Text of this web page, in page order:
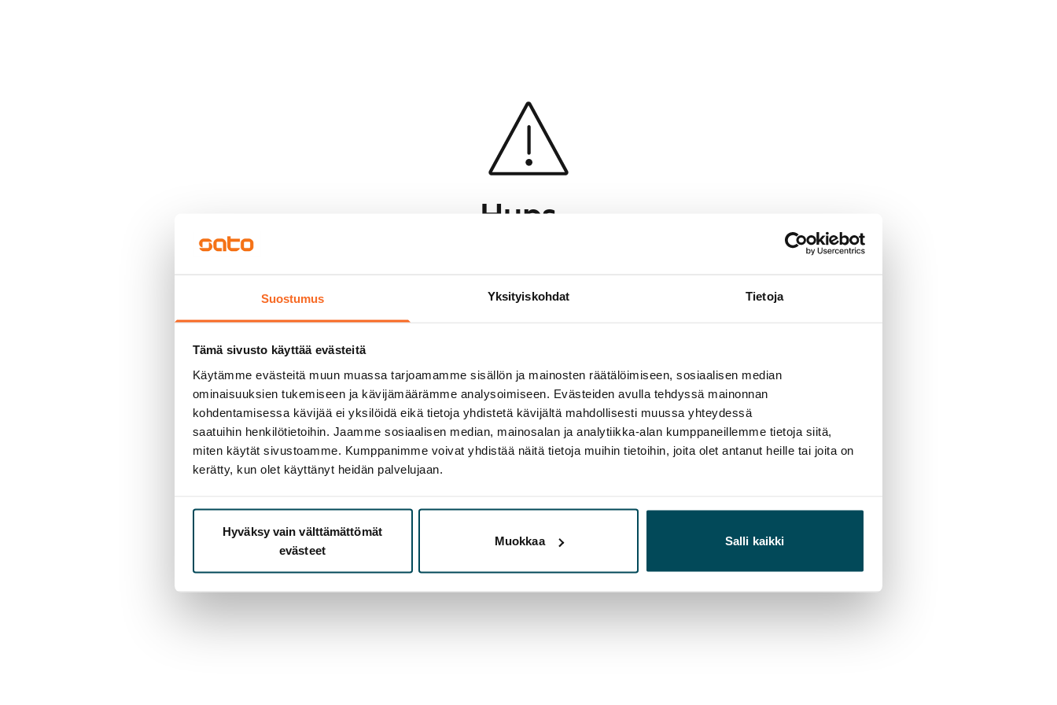
Suostumus Yksityiskohdat Tietoja
Tämä sivusto käyttää evästeitä
Käytämme evästeitä muun muassa tarjoamamme sisällön ja mainosten räätälöimiseen, sosiaalisen median
ominaisuuksien tukemiseen ja kävijämäärämme analysoimiseen. Evästeiden avulla tehdyssä mainonnan
kohdentamisessa kävijää ei yksilöidä eikä tietoja yhdistetä kävijältä mahdollisesti muussa yhteydessä
saatuihin henkilötietoihin. Jaamme sosiaalisen median, mainosalan ja analytiikka-alan kumppaneillemme tietoja siitä,
miten käytät sivustoamme. Kumppanimme voivat yhdistää näitä tietoja muihin tietoihin, joita olet antanut heille tai joita on
kerätty, kun olet käyttänyt heidän palvelujaan.
Hyväksy vain välttämättömät
evästeet
Muokkaa Salli kaikki
Hups...